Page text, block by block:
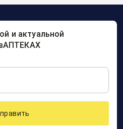
и актуальной